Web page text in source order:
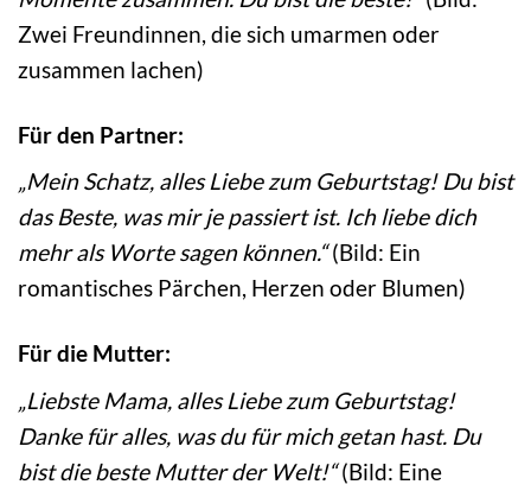
Zwei Freundinnen, die sich umarmen oder
zusammen lachen)
Für den Partner:
„Mein Schatz, alles Liebe zum Geburtstag! Du bist
das Beste, was mir je passiert ist. Ich liebe dich
mehr als Worte sagen können.“(Bild: Ein
romantisches Pärchen, Herzen oder Blumen)
Für die Mutter:
„Liebste Mama, alles Liebe zum Geburtstag!
Danke für alles, was du für mich getan hast. Du
bist die beste Mutter der Welt!“(Bild: Eine